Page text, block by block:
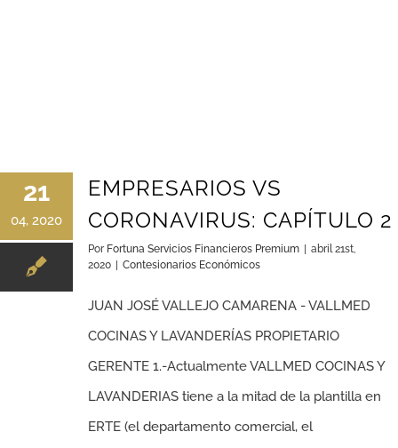
21
04, 2020
EMPRESARIOS VS
CORONAVIRUS: CAPÍTULO 2
Por Fortuna Servicios Financieros Premium
abril 21st,
2020
Contesionarios Económicos
JUAN JOSÉ VALLEJO CAMARENA - VALLMED
COCINAS Y LAVANDERÍAS PROPIETARIO
GERENTE 1.-Actualmente VALLMED COCINAS Y
LAVANDERIAS tiene a la mitad de la plantilla en
ERTE (el departamento comercial, el